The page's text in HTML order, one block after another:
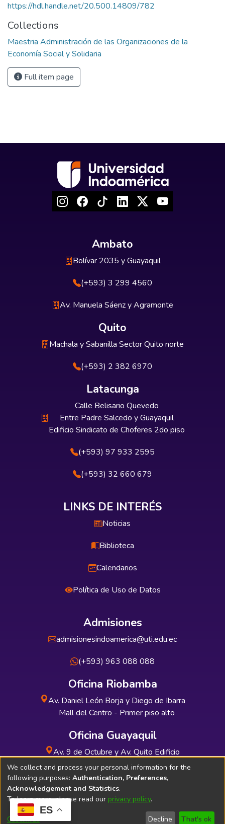
ES
https://hdl.handle.net/20.500.14809/782
Collections
Maestria Administración de las Organizaciones de la
Economía Social y Solidaria
Full item page
Ambato
Bolívar 2035 y Guayaquil
(+593) 3 299 4560
Av. Manuela Sáenz y Agramonte
Quito
Machala y Sabanilla Sector Quito norte
(+593) 2 382 6970
Latacunga
Calle Belisario Quevedo
Entre Padre Salcedo y Guayaquil
Edificio Sindicato de Choferes 2do piso
(+593) 97 933 2595
(+593) 32 660 679
LINKS DE INTERÉS
Noticias
Biblioteca
Calendarios
Política de Uso de Datos
Admisiones
admisionesindoamerica@uti.edu.ec
(+593) 963 088 088
Oficina Riobamba
Av. Daniel León Borja y Diego de Ibarra
Mall del Centro - Primer piso alto
Oficina Guayaquil
Av. 9 de Octubre y Av. Quito Edificio
INDUAUTO - Planta baja
Soporte Técnico Bibliolatino.com
We collect and process your personal information for the
following purposes: Authentication, Preferences,
Acknowledgement and Statistics.
To learn more, please read our privacy policy.
Customize Decline That's ok